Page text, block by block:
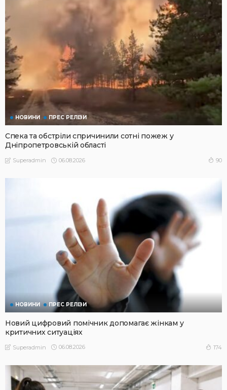
НОВИНИ ПРЕС РЕЛІЗИ
Спека та обстріли спричинили сотні пожеж у
Дніпропетровській області
Superadmin 06.08.2026 90
НОВИНИ ПРЕС РЕЛІЗИ
Новий цифровий помічник допомагає жінкам у
критичних ситуаціях
Superadmin 06.08.2026 174